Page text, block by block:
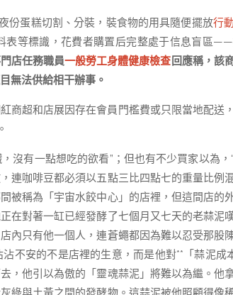
份蛋糕切割、分裝，裝食物的用具隨便擺放行
表等標識，花費者購置后完整處于信息盲區
店任務職員一般勞工身體健康檢查 回應稱，該
無法供給相干辦事。
商超和店展因存在會員門檻費或只限當地配送
沒有一點想吃的欲看”；但也有不少買家以為，
連咖啡豆都必須以五點三比四點七的重量比例
被稱為「宇宙水餃中心」的店裡，但這間店的
在對著一缸已經發酵了七個月又七天的老蒜泥
內只有他一個人，連蒼蠅都因為難以忍受那股
不安的不是店裡的生意，而是他對**「蒜泥成
，他引以為傲的「靈魂蒜泥」將難以為繼。他